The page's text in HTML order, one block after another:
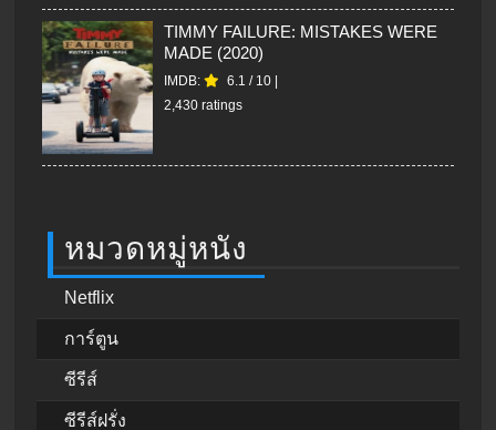
TIMMY FAILURE: MISTAKES WERE
MADE (2020)
IMDB: 6.1 / 10
2,430 ratings
หมวดหมู่หนัง
Netflix
การ์ตูน
ซีรีส์
ซีรีส์ฝรั่ง